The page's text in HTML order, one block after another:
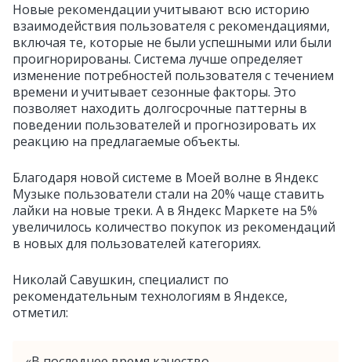
Новые рекомендации учитывают всю историю
взаимодействия пользователя с рекомендациями,
включая те, которые не были успешными или были
проигнорированы. Система лучше определяет
изменение потребностей пользователя с течением
времени и учитывает сезонные факторы. Это
позволяет находить долгосрочные паттерны в
поведении пользователей и прогнозировать их
реакцию на предлагаемые объекты.
Благодаря новой системе в Моей волне в Яндекс
Музыке пользователи стали на 20% чаще ставить
лайки на новые треки. А в Яндекс Маркете на 5%
увеличилось количество покупок из рекомендаций
в новых для пользователей категориях.
Николай Савушкин, специалист по
рекомендательным технологиям в Яндексе,
отметил: